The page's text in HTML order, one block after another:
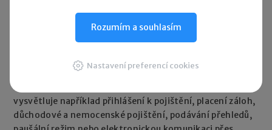
ČSSZ vydala nového průvodce pro OSVČ
Počet OSVČ v Česku dál roste. Na konci
roku 2025 jich bylo více než 1,17 milionu. ČSSZ proto
vydala nového Průvodce sociálním zabezpečením pro
OSVČ, který má začínajícím i stávajícím podnikatelům
usnadnit orientaci v jejich povinnostech. Příručka
vysvětluje například přihlášení k pojištění, placení záloh,
důchodové a nemocenské pojištění, podávání přehledů,
Rozumím a souhlasím
Nastavení preferencí cookies